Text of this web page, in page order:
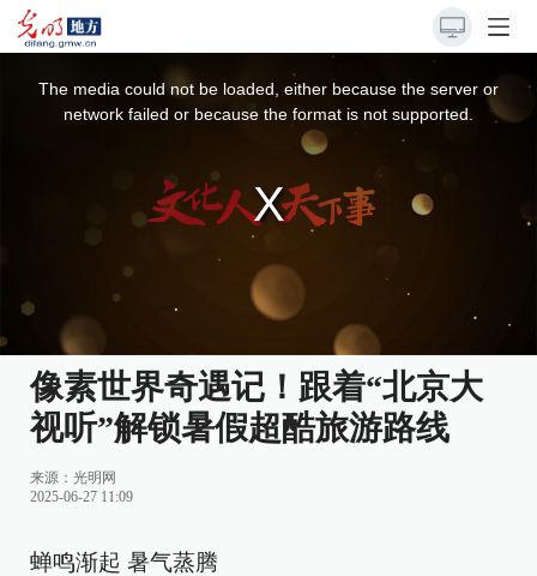
The media could not be loaded, either because the server or
network failed or because the format is not supported.
像素世界奇遇记！跟着“北京大
视听”解锁暑假超酷旅游路线
来源： 光明网
2025-06-27 11:09
蝉鸣渐起 暑气蒸腾